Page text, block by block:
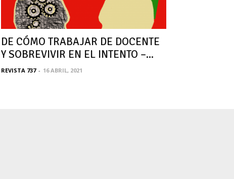
DE CÓMO TRABAJAR DE DOCENTE
Y SOBREVIVIR EN EL INTENTO –...
REVISTA 737 - 16 ABRIL, 2021